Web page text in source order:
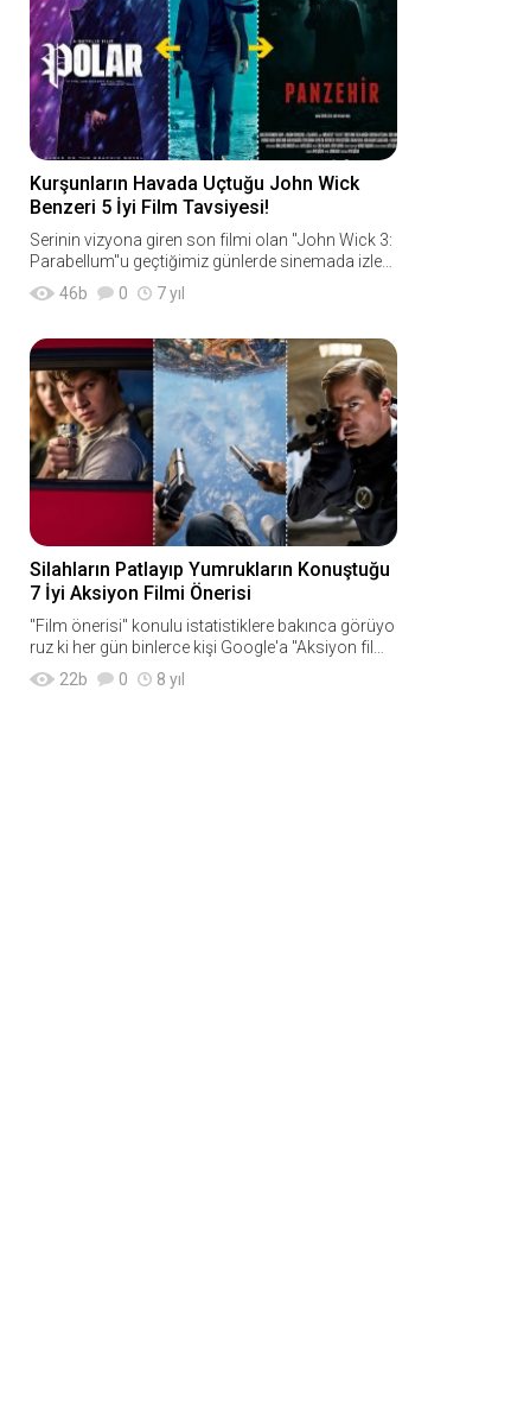
Kurşunların Havada Uçtuğu John Wick
Benzeri 5 İyi Film Tavsiyesi!
Serinin vizyona giren son filmi olan "John Wick 3:
Parabellum"u geçtiğimiz günlerde sinemada izledi
m. Burada sizlere tavsiye edecek kadar sevemedi
m fakat seri
46b 0 7 yıl
Silahların Patlayıp Yumrukların Konuştuğu
7 İyi Aksiyon Filmi Önerisi
"Film önerisi" konulu istatistiklere bakınca görüyo
ruz ki her gün binlerce kişi Google'a "Aksiyon filmi
önerisi" yazıp derdine
22b 0 8 yıl